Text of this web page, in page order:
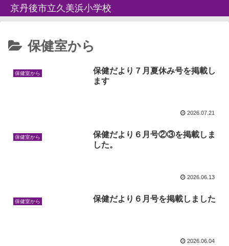
京丹後市立久美浜小学校
保健室から
保健室から
保健だより７月夏休み号を掲載し
ます
2026.07.21
保健室から
保健だより６月号②③を掲載しま
した。
2026.06.13
保健室から 保健だより６月号を掲載しました
2026.06.04